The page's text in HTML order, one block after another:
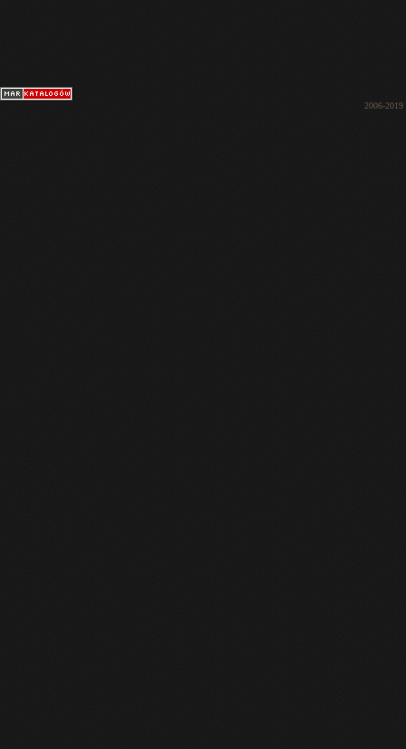
2006-